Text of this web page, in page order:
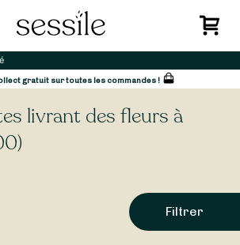
gratuit sur toutes les commandes !
livrant des fleurs à
Filtrer